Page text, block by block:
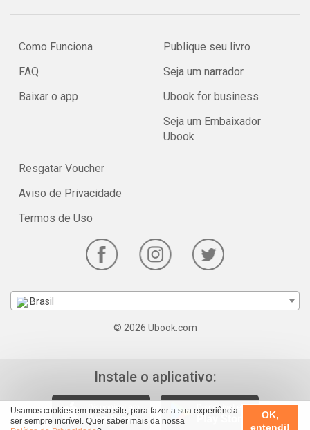
Usamos cookies em nosso site, para fazer a sua experiência
ser sempre incrível. Quer saber mais da nossa
OK,
entendi!
Como Funciona
FAQ
Baixar o app
Publique seu livro
Seja um narrador
Ubook for business
Seja um Embaixador
Ubook
Resgatar Voucher
Aviso de Privacidade
Termos de Uso
Brasil
© 2026 Ubook.com
Instale o aplicativo: